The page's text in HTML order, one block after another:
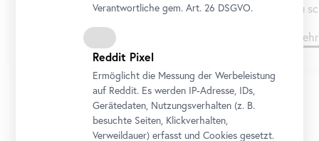
zu
1/8
Verantwortliche gem.Art. 26 DSGVO.
Reddit Pixel
Ermöglicht die Messung der Werbeleistung
auf Reddit. Es werden IP-Adresse, IDs,
Gerätedaten, Nutzungsverhalten (z. B.
besuchte Seiten, Klickverhalten,
Verweildauer) erfasst und Cookies gesetzt.